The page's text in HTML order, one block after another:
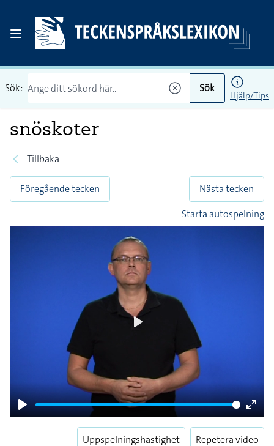
Sök: Sök
Hjälp/Tips
snöskoter
Tillbaka
Föregående tecken
Nästa tecken
Starta autospelning
Play
Enter
Uppspelningshastighet Repetera video